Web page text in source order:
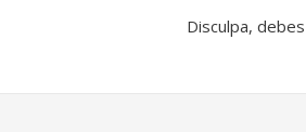
Disculpa, debes